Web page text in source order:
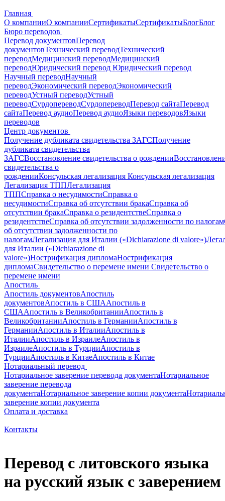
Главная
О компанииО компанииСертификатыСертификатыБлогБлог
Бюро переводов
Перевод документовПеревод
документовТехнический переводТехнический
переводМедицинский переводМедицинский
переводЮридический перевод Юридический перевод
Научный переводНаучный
переводЭкономический переводЭкономический
переводУстный переводУстный
переводСурдопереводСурдопереводПеревод сайтаПеревод
сайтаПеревод аудиоПеревод аудиоЯзыки переводовЯзыки
переводов
Центр документов
Получение дубликата свидетельства ЗАГСПолучение
дубликата свидетельства
ЗАГСВосстановление свидетельства о рождении
свидетельства о
рожденииКонсульская легализация Консульская легализация
Легализация ТППЛегализация
ТППСправка о несудимостиСправка о
несудимостиСправка об отсутствии бракаСправка об
отсутствии бракаСправка о резидентствеСправка о
резидентствеСправка об отсутствии задолженности по налогам
об отсутствии задолженности по
налогамЛегализация для Италии («Dichiarazione di valore»)
для Италии («Dichiarazione di
valore»)Нострификация дипломаНострификация
дипломаСвидетельство о перемене имени Свидетельство о
перемене имени
Апостиль
Апостиль документовАпостиль
документовАпостиль в СШААпостиль в
СШААпостиль в ВеликобританииАпостиль в
ВеликобританииАпостиль в ГерманииАпостиль в
ГерманииАпостиль в ИталииАпостиль в
ИталииАпостиль в ИзраилеАпостиль в
ИзраилеАпостиль в ТурцииАпостиль в
ТурцииАпостиль в КитаеАпостиль в Китае
Нотариальный перевод
Нотариальное заверение перевода документаНотариальное
заверение перевода
документаНотариальное заверение копии документа
заверение копии документа
Оплата и доставка
Контакты
Перевод с литовского языка
на русский язык с заверением